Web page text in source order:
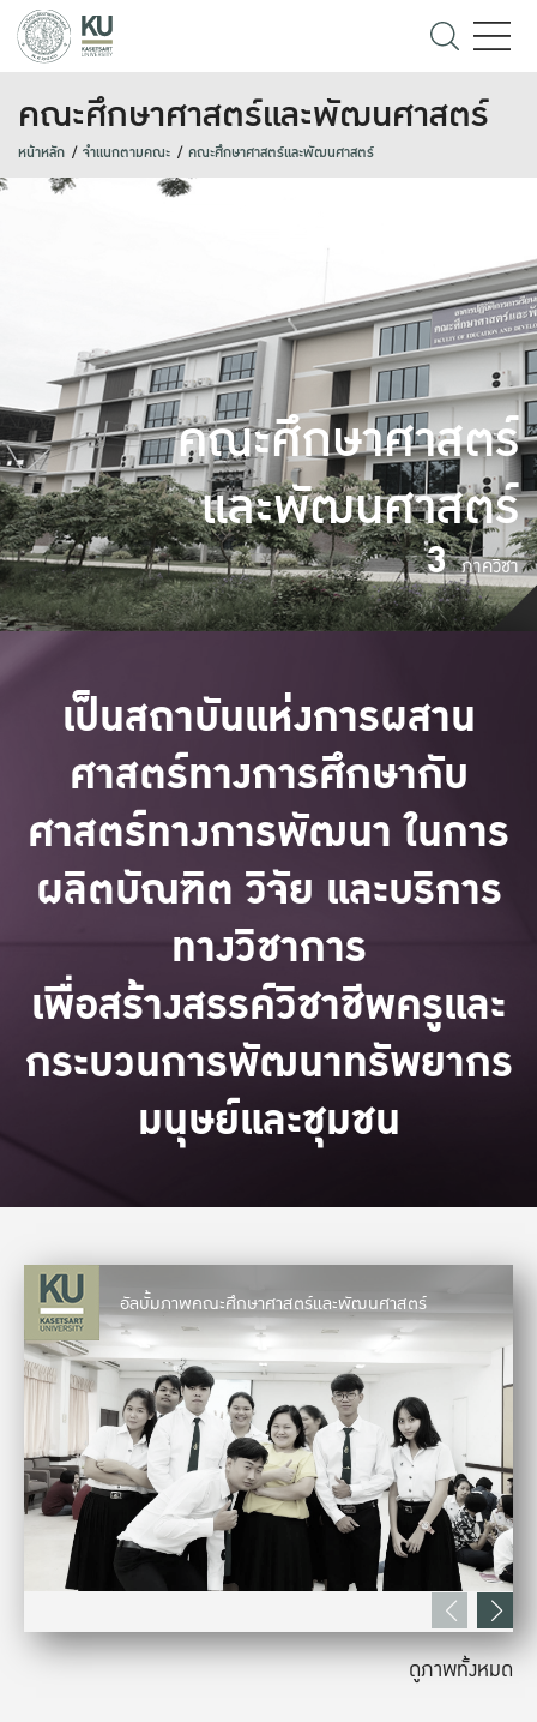
คณะศึกษาศาสตร์และพัฒนศาสตร์
หน้าหลัก จำแนกตามคณะ คณะศึกษาศาสตร์และพัฒนศาสตร์
คณะศึกษาศาสตร์
และพัฒนศาสตร์
3 ภาควิชา
เป็นสถาบันแห่งการผสาน
ศาสตร์ทางการศึกษากับ
ศาสตร์ทางการพัฒนา ในการ
ผลิตบัณฑิต วิจัย และบริการ
ทางวิชาการ
เพื่อสร้างสรรค์วิชาชีพครูและ
กระบวนการพัฒนาทรัพยากร
มนุษย์และชุมชน
อัลบั้มภาพคณะศึกษาศาสตร์และพัฒนศาสตร์
ดูภาพทั้งหมด